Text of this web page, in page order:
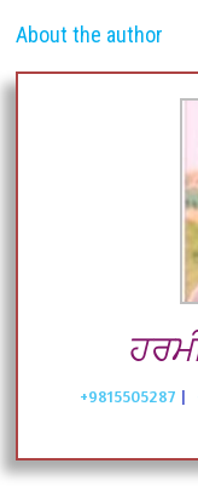
About the author
+9815505287 |